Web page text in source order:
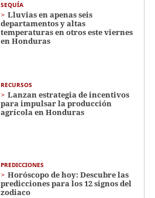
SEQUÍA
Lluvias en apenas seis
departamentos y altas
temperaturas en otros este viernes
en Honduras
RECURSOS
Lanzan estrategia de incentivos
para impulsar la producción
agrícola en Honduras
PREDICCIONES
Horóscopo de hoy: Descubre las
predicciones para los 12 signos del
zodiaco